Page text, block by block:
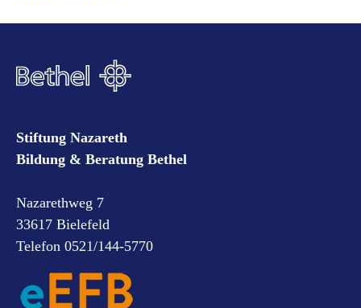
Stiftung Nazareth
Bildung & Beratung Bethel
Nazarethweg 7
33617 Bielefeld
Telefon 0521/144-5770